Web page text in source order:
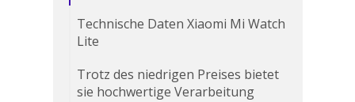
Technische Daten Xiaomi Mi Watch
Lite
Trotz des niedrigen Preises bietet
sie hochwertige Verarbeitung